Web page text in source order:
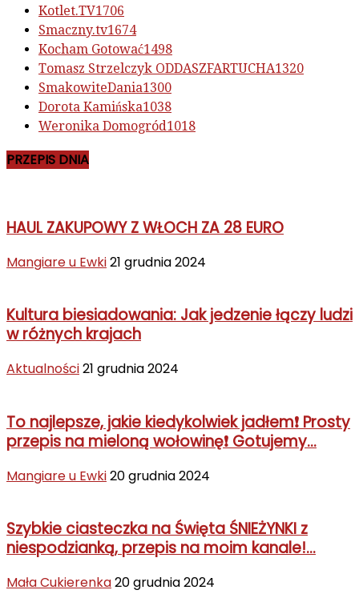
Kotlet.TV1706
Smaczny.tv1674
Kocham Gotować1498
Tomasz Strzelczyk ODDASZFARTUCHA1320
SmakowiteDania1300
Dorota Kamińska1038
Weronika Domogród1018
PRZEPIS DNIA
HAUL ZAKUPOWY Z WŁOCH ZA 28 EURO
Mangiare u Ewki21 grudnia 2024
Kultura biesiadowania: Jak jedzenie łączy ludzi
w różnych krajach
Aktualności21 grudnia 2024
To najlepsze, jakie kiedykolwiek jadłem❗ Prosty
przepis na mieloną wołowinę❗ Gotujemy...
Mangiare u Ewki20 grudnia 2024
Szybkie ciasteczka na Święta ŚNIEŻYNKI z
niespodzianką, przepis na moim kanale!...
Mała Cukierenka20 grudnia 2024